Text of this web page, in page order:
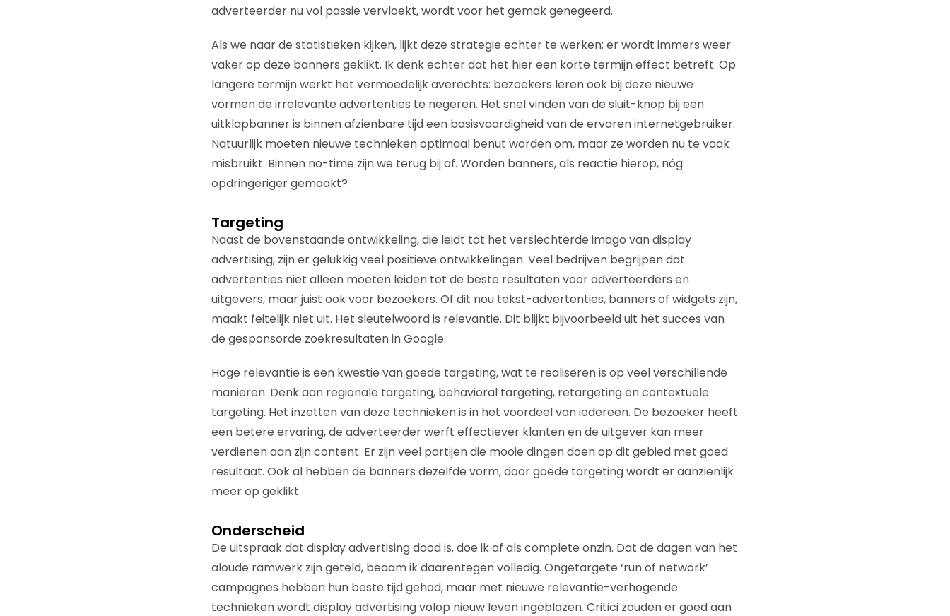
adverteerder nu vol passie vervloekt, wordt voor het gemak genegeerd.
Als we naar de statistieken kijken, lijkt deze strategie echter te werken: er wordt immers weer
vaker op deze banners geklikt. Ik denk echter dat het hier een korte termijn effect betreft. Op
langere termijn werkt het vermoedelijk averechts: bezoekers leren ook bij deze nieuwe
vormen de irrelevante advertenties te negeren. Het snel vinden van de sluit-knop bij een
uitklapbanner is binnen afzienbare tijd een basisvaardigheid van de ervaren internetgebruiker.
Natuurlijk moeten nieuwe technieken optimaal benut worden om, maar ze worden nu te vaak
misbruikt. Binnen no-time zijn we terug bij af. Worden banners, als reactie hierop, nóg
opdringeriger gemaakt?
Targeting
Naast de bovenstaande ontwikkeling, die leidt tot het verslechterde imago van display
advertising, zijn er gelukkig veel positieve ontwikkelingen. Veel bedrijven begrijpen dat
advertenties niet alleen moeten leiden tot de beste resultaten voor adverteerders en
uitgevers, maar juist ook voor bezoekers. Of dit nou tekst-advertenties, banners of widgets zijn,
maakt feitelijk niet uit. Het sleutelwoord is relevantie. Dit blijkt bijvoorbeeld uit het succes van
de gesponsorde zoekresultaten in Google.
Hoge relevantie is een kwestie van goede targeting, wat te realiseren is op veel verschillende
manieren. Denk aan regionale targeting, behavioral targeting, retargeting en contextuele
targeting. Het inzetten van deze technieken is in het voordeel van iedereen. De bezoeker heeft
een betere ervaring, de adverteerder werft effectiever klanten en de uitgever kan meer
verdienen aan zijn content. Er zijn veel partijen die mooie dingen doen op dit gebied met goed
resultaat. Ook al hebben de banners dezelfde vorm, door goede targeting wordt er aanzienlijk
meer op geklikt.
Onderscheid
De uitspraak dat display advertising dood is, doe ik af als complete onzin. Dat de dagen van het
aloude ramwerk zijn geteld, beaam ik daarentegen volledig. Ongetargete ‘run of network’
campagnes hebben hun beste tijd gehad, maar met nieuwe relevantie-verhogende
technieken wordt display advertising volop nieuw leven ingeblazen. Critici zouden er goed aan